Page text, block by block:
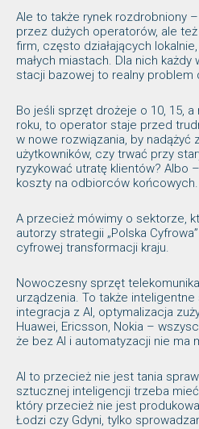
Ale to także rynek rozdrobniony
przez dużych operatorów, ale
firm, często działających
małych miastach. Dla nich
stacji bazowej to realny problem
Bo jeśli sprzęt drożeje o 10, 15,
roku, to operator staje przed
w nowe rozwiązania, by nadążyć
użytkowników, czy trwać przy
ryzykować utratę klientów? Albo
koszty na odbiorców końcowych.
A przecież mówimy o sektorze,
autorzy strategii „Polska
cyfrowej transformacji kraju.
Nowoczesny sprzęt
urządzenia. To także
integracja z AI, optymalizacja
Huawei, Ericsson, Nokia –
że bez AI i automatyzacji nie ma
AI to przecież nie jest tania
sztucznej inteligencji trzeba
który przecież nie jest
Łodzi czy Gdyni, tylko